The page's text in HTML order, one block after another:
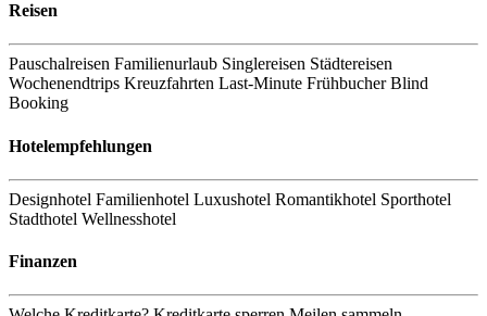
Reisen
Pauschalreisen Familienurlaub Singlereisen Städtereisen
Wochenendtrips Kreuzfahrten Last-Minute Frühbucher Blind
Booking
Hotelempfehlungen
Designhotel Familienhotel Luxushotel Romantikhotel Sporthotel
Stadthotel Wellnesshotel
Finanzen